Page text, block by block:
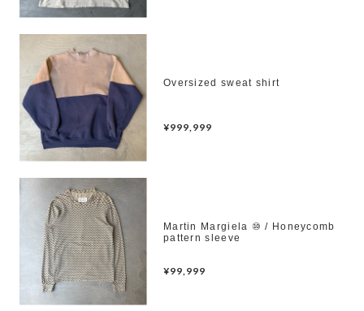
Oversized sweat shirt
¥999,999
Martin Margiela ⑩ / Honeycomb
pattern sleeve
¥99,999